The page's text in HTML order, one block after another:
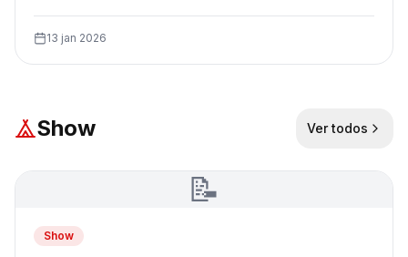
13 jan 2026
Show Ver todos
📝
Show